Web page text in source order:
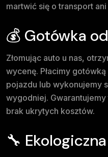
martwić się o transport
💰 Gotówka
Złomując auto u nas,
wycenę. Płacimy
pojazdu lub wykonujemy
wygodniej.
brak ukrytych kosztów.
🔧